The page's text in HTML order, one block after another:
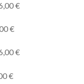
€
€
€
€